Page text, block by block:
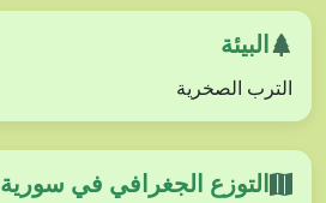
البيئة
الترب الصخرية
التوزع الجغرافي في سورية